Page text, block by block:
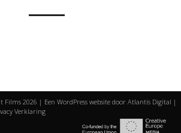
Films 2026 | Een WordPress website door Atlantis Digital |
Verklaring